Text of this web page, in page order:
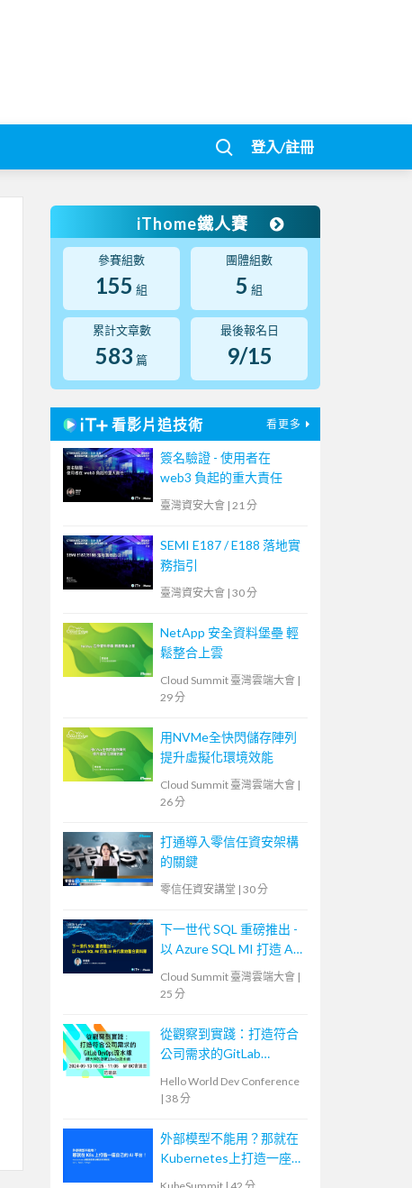
登入/註冊
iThome鐵人賽
參賽組數
155 組
團體組數
5 組
累計文章數
583 篇
最後報名日
9/15
看影片追技術 看更多
簽名驗證 - 使用者在
web3 負起的重大責任
臺灣資安大會 | 21 分
SEMI E187 / E188 落地實
務指引
臺灣資安大會 | 30 分
NetApp 安全資料堡壘 輕
鬆整合上雲
Cloud Summit 臺灣雲端大會 |
29 分
用NVMe全快閃儲存陣列
提升虛擬化環境效能
Cloud Summit 臺灣雲端大會 |
26 分
打通導入零信任資安架構
的關鍵
零信任資安講堂 | 30 分
下一世代 SQL 重磅推出 -
以 Azure SQL MI 打造 AI
時代雲地整合資料庫
Cloud Summit 臺灣雲端大會 |
25 分
從觀察到實踐：打造符合
公司需求的GitLab
Hello World Dev Conference
| 38 分
外部模型不能用？那就在
Kubernetes上打造一座自